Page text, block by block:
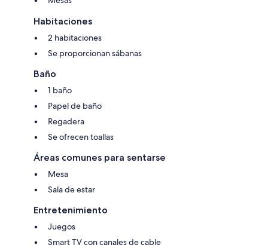
Habitaciones
2 habitaciones
Se proporcionan sábanas
Baño
1 baño
Papel de baño
Regadera
Se ofrecen toallas
Áreas comunes para sentarse
Mesa
Sala de estar
Entretenimiento
Juegos
Smart TV con canales de cable